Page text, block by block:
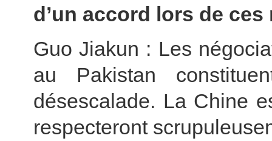
d’un accord lors de
Guo Jiakun : Les
au Pakistan
désescalade. La Chine
respecteront